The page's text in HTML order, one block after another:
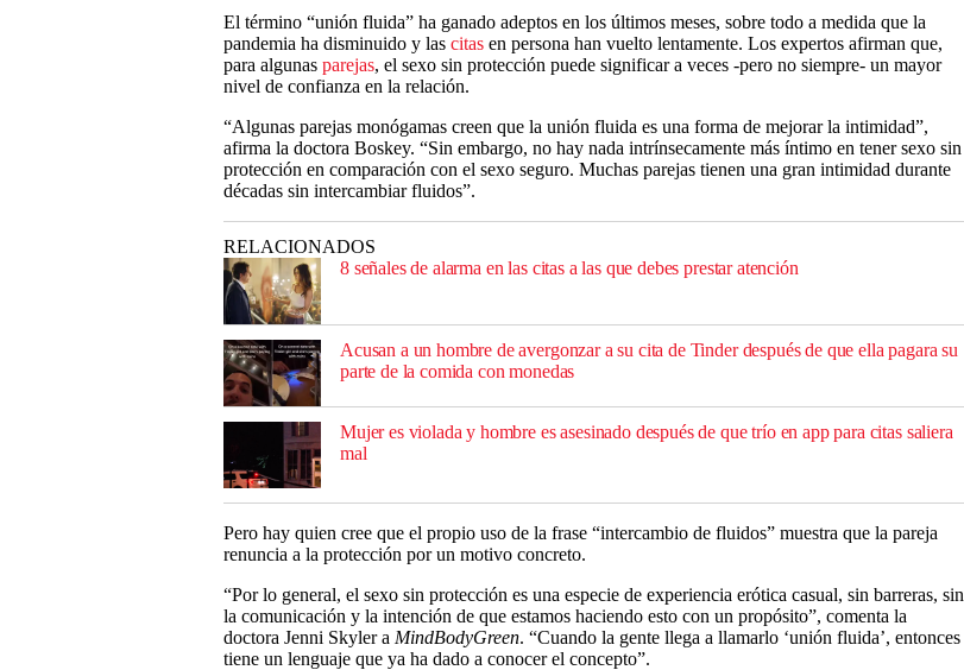
El término “unión fluida” ha ganado adeptos en los últimos meses, sobre todo a medida que la
pandemia ha disminuido y las citas en persona han vuelto lentamente. Los expertos afirman que,
para algunas parejas, el sexo sin protección puede significar a veces -pero no siempre- un mayor
nivel de confianza en la relación.
“Algunas parejas monógamas creen que la unión fluida es una forma de mejorar la intimidad”,
afirma la doctora Boskey. “Sin embargo, no hay nada intrínsecamente más íntimo en tener sexo sin
protección en comparación con el sexo seguro. Muchas parejas tienen una gran intimidad durante
décadas sin intercambiar fluidos”.
RELACIONADOS
8 señales de alarma en las citas a las que debes prestar atención
Acusan a un hombre de avergonzar a su cita de Tinder después de que ella pagara su
parte de la comida con monedas
Mujer es violada y hombre es asesinado después de que trío en app para citas saliera
mal
Pero hay quien cree que el propio uso de la frase “intercambio de fluidos” muestra que la pareja
renuncia a la protección por un motivo concreto.
“Por lo general, el sexo sin protección es una especie de experiencia erótica casual, sin barreras, sin
la comunicación y la intención de que estamos haciendo esto con un propósito”, comenta la
doctora Jenni Skyler a MindBodyGreen. “Cuando la gente llega a llamarlo ‘unión fluida’, entonces
tiene un lenguaje que ya ha dado a conocer el concepto”.